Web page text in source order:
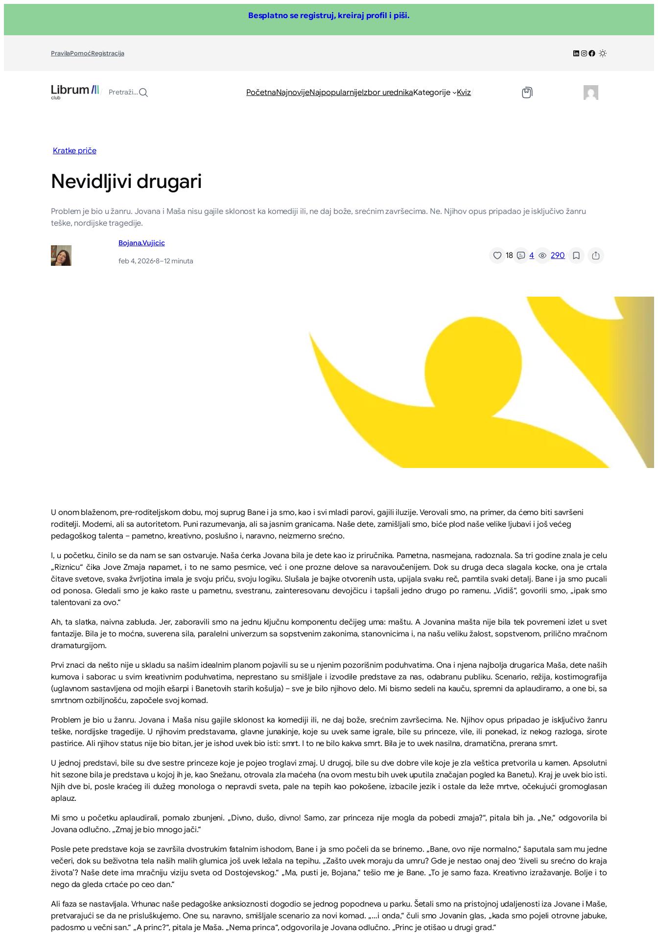
sadržaj
Besplatno se registruj, kreiraj profil i piši.
PravilaPomoćRegistracija LinkedIn
Instagram
Facebook
/ Pretraži… PočetnaNajnovijeNajpopularnijeIzbor urednikaKategorije Kviz/
Kratke priče
Nevidljivi drugari
Problem je bio u žanru. Jovana i Maša nisu gajile sklonost ka komediji ili, ne daj bože, srećnim završecima. Ne. Njihov opus pripadao je isključivo žanru
teške, nordijske tragedije.
Bojana.vujicic
feb 4, 2026·8–12 minuta
18 4 290/
U onom blaženom, pre-roditeljskom dobu, moj suprug Bane i ja smo, kao i svi mladi parovi, gajili iluzije. Verovali smo, na primer, da ćemo biti savršeni
roditelji. Moderni, ali sa autoritetom. Puni razumevanja, ali sa jasnim granicama. Naše dete, zamišljali smo, biće plod naše velike ljubavi i još većeg
pedagoškog talenta – pametno, kreativno, poslušno i, naravno, neizmerno srećno.
I, u početku, činilo se da nam se san ostvaruje. Naša ćerka Jovana bila je dete kao iz priručnika. Pametna, nasmejana, radoznala. Sa tri godine znala je celu
„Riznicu“ čika Jove Zmaja napamet, i to ne samo pesmice, već i one prozne delove sa naravoučenijem. Dok su druga deca slagala kocke, ona je crtala
čitave svetove, svaka žvrljotina imala je svoju priču, svoju logiku. Slušala je bajke otvorenih usta, upijala svaku reč, pamtila svaki detalj. Bane i ja smo pucali
od ponosa. Gledali smo je kako raste u pametnu, svestranu, zainteresovanu devojčicu i tapšali jedno drugo po ramenu. „Vidiš“, govorili smo, „ipak smo
talentovani za ovo.“
Ah, ta slatka, naivna zabluda. Jer, zaboravili smo na jednu ključnu komponentu dečijeg uma: maštu. A Jovanina mašta nije bila tek povremeni izlet u svet
fantazije. Bila je to moćna, suverena sila, paralelni univerzum sa sopstvenim zakonima, stanovnicima i, na našu veliku žalost, sopstvenom, prilično mračnom
dramaturgijom.
Prvi znaci da nešto nije u skladu sa našim idealnim planom pojavili su se u njenim pozorišnim poduhvatima. Ona i njena najbolja drugarica Maša, dete naših
kumova i saborac u svim kreativnim poduhvatima, neprestano su smišljale i izvodile predstave za nas, odabranu publiku. Scenario, režija, kostimografija
(uglavnom sastavljena od mojih ešarpi i Banetovih starih košulja) – sve je bilo njihovo delo. Mi bismo sedeli na kauču, spremni da aplaudiramo, a one bi, sa
smrtnom ozbiljnošću, započele svoj komad.
Problem je bio u žanru. Jovana i Maša nisu gajile sklonost ka komediji ili, ne daj bože, srećnim završecima. Ne. Njihov opus pripadao je isključivo žanru
teške, nordijske tragedije. U njihovim predstavama, glavne junakinje, koje su uvek same igrale, bile su princeze, vile, ili ponekad, iz nekog razloga, sirote
pastirice. Ali njihov status nije bio bitan, jer je ishod uvek bio isti: smrt. I to ne bilo kakva smrt. Bila je to uvek nasilna, dramatična, prerana smrt.
U jednoj predstavi, bile su dve sestre princeze koje je pojeo troglavi zmaj. U drugoj, bile su dve dobre vile koje je zla veštica pretvorila u kamen. Apsolutni
hit sezone bila je predstava u kojoj ih je, kao Snežanu, otrovala zla maćeha (na ovom mestu bih uvek uputila značajan pogled ka Banetu). Kraj je uvek bio isti.
Njih dve bi, posle kraćeg ili dužeg monologa o nepravdi sveta, pale na tepih kao pokošene, izbacile jezik i ostale da leže mrtve, očekujući gromoglasan
aplauz.
Mi smo u početku aplaudirali, pomalo zbunjeni. „Divno, dušo, divno! Samo, zar princeza nije mogla da pobedi zmaja?“, pitala bih ja. „Ne,“ odgovorila bi
Jovana odlučno. „Zmaj je bio mnogo jači.“
Posle pete predstave koja se završila dvostrukim fatalnim ishodom, Bane i ja smo počeli da se brinemo. „Bane, ovo nije normalno,“ šaputala sam mu jedne
večeri, dok su beživotna tela naših malih glumica još uvek ležala na tepihu. „Zašto uvek moraju da umru? Gde je nestao onaj deo ‘živeli su srećno do kraja
života’? Naše dete ima mračniju viziju sveta od Dostojevskog.“ „Ma, pusti je, Bojana,“ tešio me je Bane. „To je samo faza. Kreativno izražavanje. Bolje i to
nego da gleda crtaće po ceo dan.“
Ali faza se nastavljala. Vrhunac naše pedagoške anksioznosti dogodio se jednog popodneva u parku. Šetali smo na pristojnoj udaljenosti iza Jovane i Maše,
pretvarajući se da ne prisluškujemo. One su, naravno, smišljale scenario za novi komad. „…i onda,“ čuli smo Jovanin glas, „kada smo pojeli otrovne jabuke,
padosmo u večni san.“ „A princ?“, pitala je Maša. „Nema princa“, odgovorila je Jovana odlučno. „Princ je otišao u drugi grad.“